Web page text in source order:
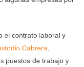
el contrato laboral y
Cabrera,
puestos de trabajo y